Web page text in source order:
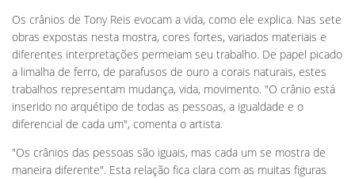
Os crânios de Tony Reis evocam a vida, como ele explica. Nas sete
obras expostas nesta mostra, cores fortes, variados materiais e
diferentes interpretações permeiam seu trabalho. De papel picado
a limalha de ferro, de parafusos de ouro a corais naturais, estes
trabalhos representam mudança, vida, movimento. "O crânio está
inserido no arquétipo de todas as pessoas, a igualdade e o
diferencial de cada um", comenta o artista.
"Os crânios das pessoas são iguais, mas cada um se mostra de
maneira diferente". Esta relação fica clara com as muitas figuras